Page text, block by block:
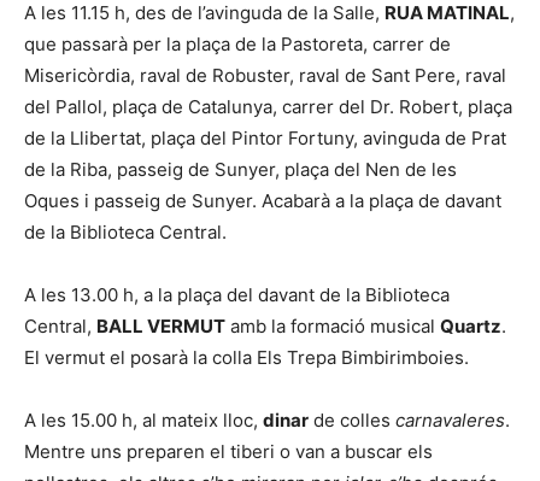
A les 11.15 h, des de l’avinguda de la Salle, RUA MATINAL,
que passarà per la plaça de la Pastoreta, carrer de
Misericòrdia, raval de Robuster, raval de Sant Pere, raval
del Pallol, plaça de Catalunya, carrer del Dr. Robert, plaça
de la Llibertat, plaça del Pintor Fortuny, avinguda de Prat
de la Riba, passeig de Sunyer, plaça del Nen de les
Oques i passeig de Sunyer. Acabarà a la plaça de davant
de la Biblioteca Central.
A les 13.00 h, a la plaça del davant de la Biblioteca
Central, BALL VERMUT amb la formació musical Quartz.
El vermut el posarà la colla Els Trepa Bimbirimboies.
A les 15.00 h, al mateix lloc, dinar de colles carnavaleres.
Mentre uns preparen el tiberi o van a buscar els